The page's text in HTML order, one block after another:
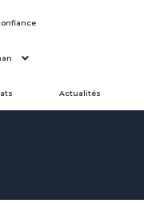
Actualités